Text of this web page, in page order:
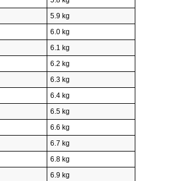
5.9 kg
6.0 kg
6.1 kg
6.2 kg
6.3 kg
6.4 kg
6.5 kg
6.6 kg
6.7 kg
6.8 kg
6.9 kg